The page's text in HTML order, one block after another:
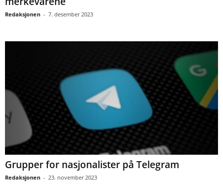
Redaksjonen - 7. desember 2023
Grupper for nasjonalister på Telegram
Redaksjonen - 23. november 2023